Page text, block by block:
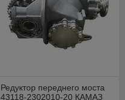
Редуктор переднего моста
43118-2302010-20 КАМАЗ